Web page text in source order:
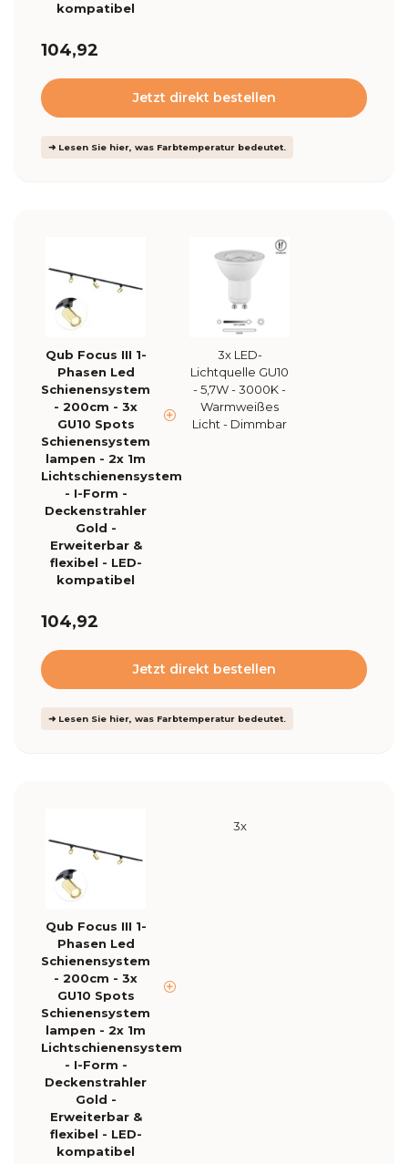
kompatibel
104,92
Jetzt direkt bestellen
➜ Lesen Sie hier, was Farbtemperatur bedeutet.
Qub Focus III 1-
Phasen Led
Schienensystem
- 200cm - 3x
GU10 Spots
Schienensystem
lampen - 2x 1m
Lichtschienensystem
- I-Form -
Deckenstrahler
Gold -
Erweiterbar &
flexibel - LED-
kompatibel
3x LED-
Lichtquelle GU10
- 5,7W - 3000K -
Warmweißes
Licht - Dimmbar
104,92
Jetzt direkt bestellen
➜ Lesen Sie hier, was Farbtemperatur bedeutet.
Qub Focus III 1-
Phasen Led
Schienensystem
- 200cm - 3x
GU10 Spots
Schienensystem
lampen - 2x 1m
Lichtschienensystem
- I-Form -
Deckenstrahler
Gold -
Erweiterbar &
flexibel - LED-
kompatibel
3x